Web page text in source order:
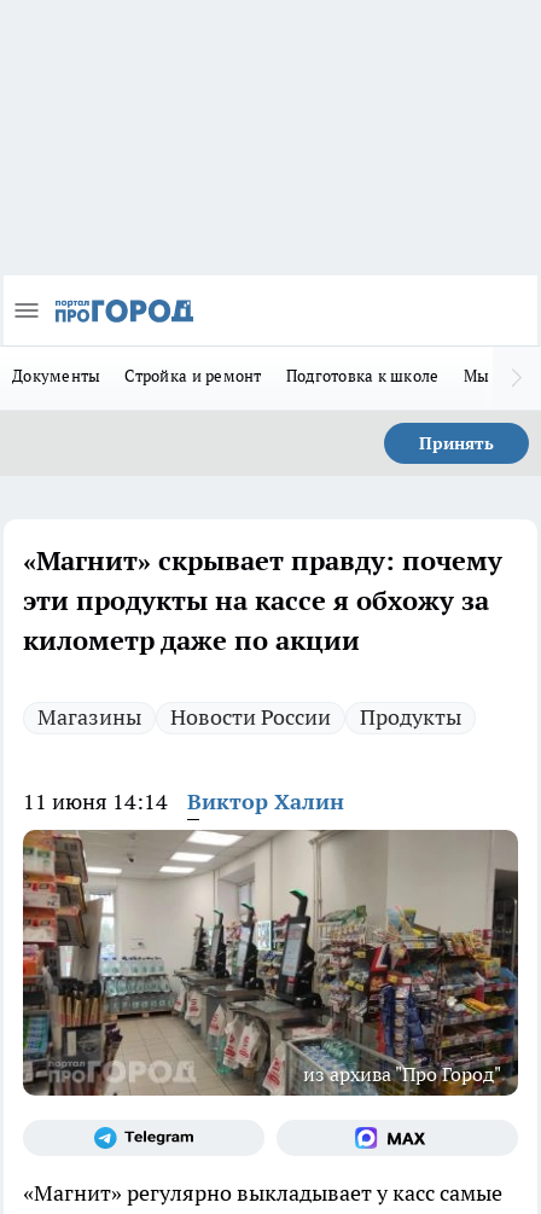
Документы Стройка и ремонт Подготовка к школе Мы в MAX
Принять
«Магнит» скрывает правду: почему
эти продукты на кассе я обхожу за
километр даже по акции
Магазины Новости России Продукты
11 июня 14:14 Виктор Халин
из архива "Про Город"
«Магнит» регулярно выкладывает у касс самые